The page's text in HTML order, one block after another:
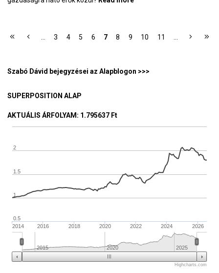
OLDALAK
3 4 5 6 7 8 9 10 11
Szabó Dávid bejegyzései az Alapblogon >>>
SUPERPOSITION ALAP
AKTUÁLIS ÁRFOLYAM : 1.795637 Ft
2016 2018 2020 2022 2024 2026
2014
2015 2020 2025
1
1.5
2
0.5
Highcharts.com